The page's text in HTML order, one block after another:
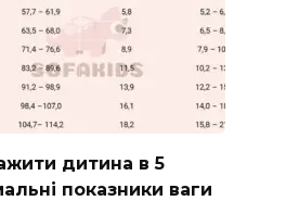
дитина в 5
показники ваги